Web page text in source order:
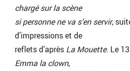
chargé sur la scène
si personne ne va s’en servir,
d’impressions et de
reflets d’après La Mouette. Le
Emma la clown,